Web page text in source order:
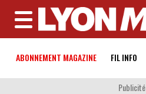
MENU
ABONNEMENT MAGAZINE FIL INFO
Publicité